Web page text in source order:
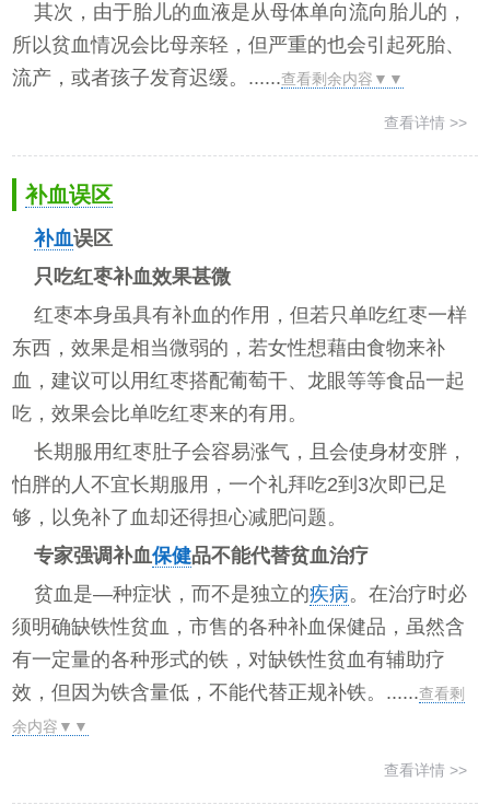
其次，由于胎儿的血液是从母体单向流向胎儿的，
所以贫血情况会比母亲轻，但严重的也会引起死胎、
流产，或者孩子发育迟缓。......查看剩余内容▼▼
查看详情 >>
补血误区
补血误区
只吃红枣补血效果甚微
红枣本身虽具有补血的作用，但若只单吃红枣一样
东西，效果是相当微弱的，若女性想藉由食物来补
血，建议可以用红枣搭配葡萄干、龙眼等等食品一起
吃，效果会比单吃红枣来的有用。
长期服用红枣肚子会容易涨气，且会使身材变胖，
怕胖的人不宜长期服用，一个礼拜吃2到3次即已足
够，以免补了血却还得担心减肥问题。
专家强调补血保健品不能代替贫血治疗
贫血是—种症状，而不是独立的疾病。在治疗时必
须明确缺铁性贫血，市售的各种补血保健品，虽然含
有一定量的各种形式的铁，对缺铁性贫血有辅助疗
效，但因为铁含量低，不能代替正规补铁。......查看剩
余内容▼▼
查看详情 >>